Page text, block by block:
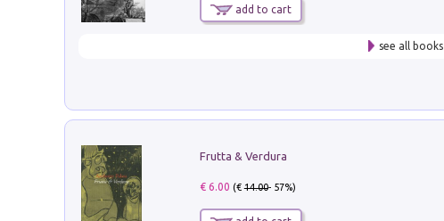
add to cart
see all books
Frutta & Verdura
€ 6.00 (€14.00- 57%)